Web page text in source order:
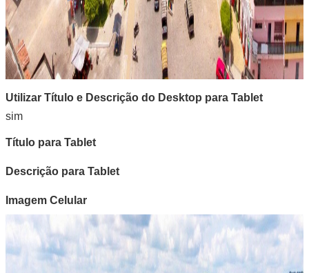
Utilizar Título e Descrição do Desktop para Tablet
sim
Título para Tablet
Descrição para Tablet
Imagem Celular